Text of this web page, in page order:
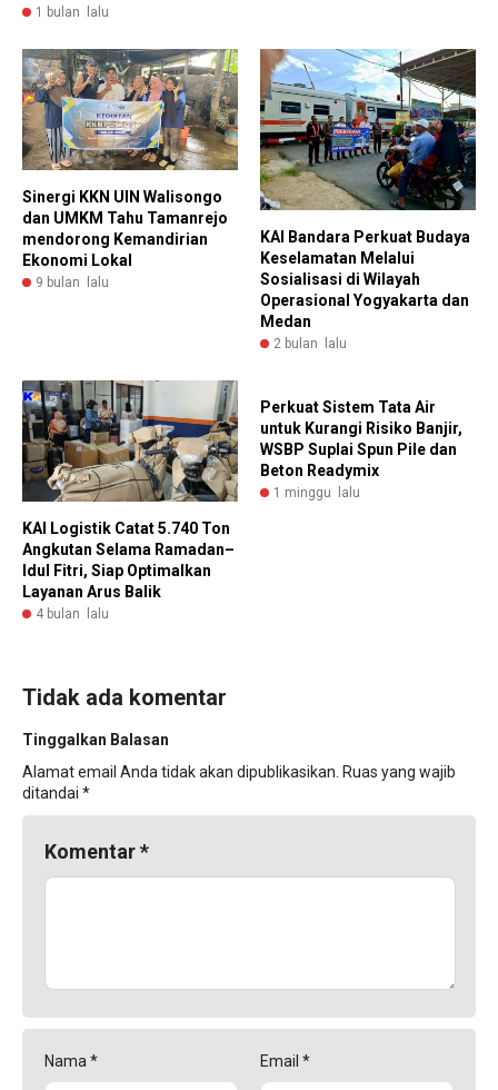
1 bulan lalu
Sinergi KKN UIN Walisongo
dan UMKM Tahu Tamanrejo
mendorong Kemandirian
Ekonomi Lokal
9 bulan lalu
KAI Bandara Perkuat Budaya
Keselamatan Melalui
Sosialisasi di Wilayah
Operasional Yogyakarta dan
Medan
2 bulan lalu
KAI Logistik Catat 5.740 Ton
Angkutan Selama Ramadan–
Idul Fitri, Siap Optimalkan
Layanan Arus Balik
4 bulan lalu
Perkuat Sistem Tata Air
untuk Kurangi Risiko Banjir,
WSBP Suplai Spun Pile dan
Beton Readymix
1 minggu lalu
Tidak ada komentar
Tinggalkan Balasan
Alamat email Anda tidak akan dipublikasikan. Ruas yang wajib
ditandai *
Komentar*
Nama * Email *